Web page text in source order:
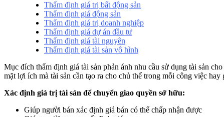
Thẩm định giá trị bất động sản
Thẩm định giá động sản
Thẩm định giá trị doanh nghiệp
Thẩm định giá dự án đầu tư
Thẩm định giá tài nguyên
Thẩm định giá tài sản vô hình
Mục đích thẩm định giá tài sản phản ánh nhu cầu sử dụng tài sản
mặt lợi ích mà tài sản cần tạo ra cho chủ thế trong mỗi công việc
Xác định giá trị tài sản để chuyển giao quyền sở hữu:
Giúp người bán xác định giá bán có thể chấp nhận được